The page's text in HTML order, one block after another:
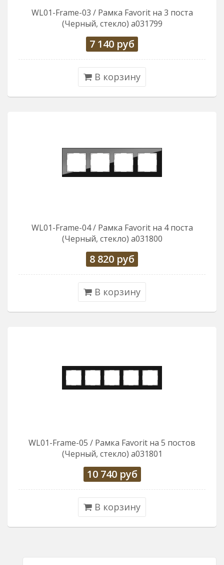
WL01-Frame-03 / Рамка Favorit на 3 поста
(Черный, стекло) a031799
7 140 руб
В корзину
WL01-Frame-04 / Рамка Favorit на 4 поста
(Черный, стекло) a031800
8 820 руб
В корзину
WL01-Frame-05 / Рамка Favorit на 5 постов
(Черный, стекло) a031801
10 740руб
В корзину